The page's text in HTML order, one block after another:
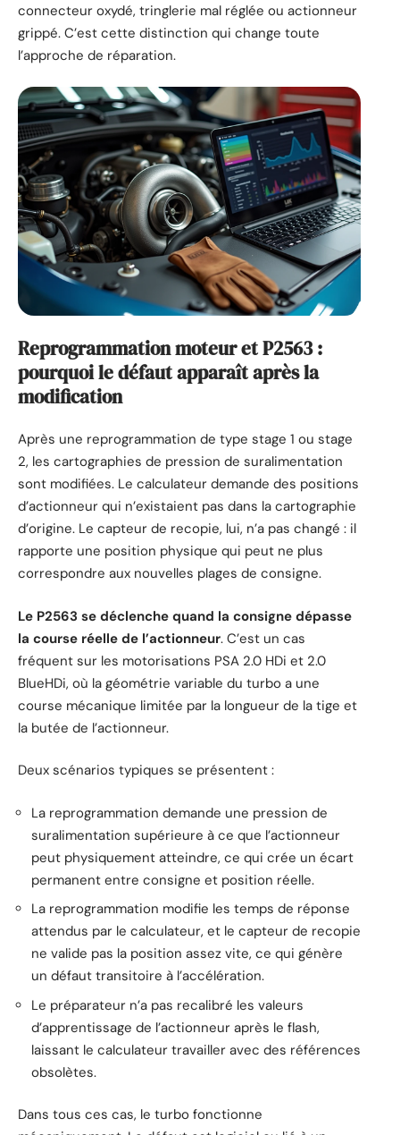
connecteur oxydé, tringlerie mal réglée ou actionneur
grippé. C’est cette distinction qui change toute
l’approche de réparation.
Reprogrammation moteur et P2563 :
pourquoi le défaut apparaît après la
modification
Après une reprogrammation de type stage 1 ou stage
2, les cartographies de pression de suralimentation
sont modifiées. Le calculateur demande des positions
d’actionneur qui n’existaient pas dans la cartographie
d’origine. Le capteur de recopie, lui, n’a pas changé : il
rapporte une position physique qui peut ne plus
correspondre aux nouvelles plages de consigne.
Le P2563 se déclenche quand la consigne dépasse
la course réelle de l’actionneur. C’est un cas
fréquent sur les motorisations PSA 2.0 HDi et 2.0
BlueHDi, où la géométrie variable du turbo a une
course mécanique limitée par la longueur de la tige et
la butée de l’actionneur.
Deux scénarios typiques se présentent :
La reprogrammation demande une pression de
suralimentation supérieure à ce que l’actionneur
peut physiquement atteindre, ce qui crée un écart
permanent entre consigne et position réelle.
La reprogrammation modifie les temps de réponse
attendus par le calculateur, et le capteur de recopie
ne valide pas la position assez vite, ce qui génère
un défaut transitoire à l’accélération.
Le préparateur n’a pas recalibré les valeurs
d’apprentissage de l’actionneur après le flash,
laissant le calculateur travailler avec des références
obsolètes.
Dans tous ces cas, le turbo fonctionne